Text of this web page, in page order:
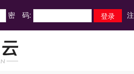
密 码: